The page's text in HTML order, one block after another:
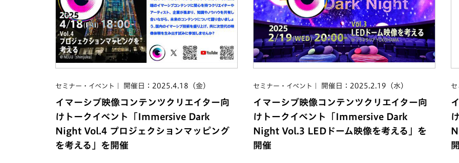
セミナー・イベント 開催日：2025.4.18（金）
イマーシブ映像コンテンツクリエイター向
けトークイベント「Immersive Dark
Night Vol.4 プロジェクションマッピング
を考える」を開催
セミナー・イベント 開催日：2025.2.19（水）
イマーシブ映像コンテンツクリエイター向
けトークイベント「Immersive Dark
Night Vol.3 LEDドーム映像を考える」を
開催
セ